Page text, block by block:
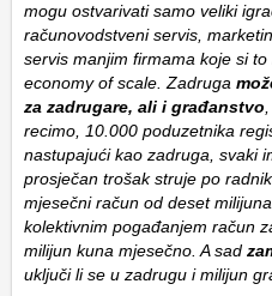
mogu ostvarivati samo veliki
računovodstveni servis,
servis manjim firmama koje si
economy of scale. Zadruga
za zadrugare, ali i građanstvo
recimo, 10.000 poduzetnika
nastupajući kao zadruga, svaki
prosječan trošak struje po
mjesečni račun od deset
kolektivnim pogađanjem račun
milijun kuna mjesečno. A sad
uključi li se u zadrugu i milijun